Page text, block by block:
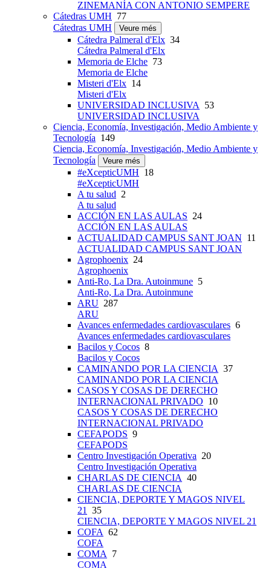
ZINEMANÍA CON ANTONIO SEMPERE
Cátedras UMH 77
Cátedras UMH
Veure més
Cátedra Palmeral d'Elx 34
Cátedra Palmeral d'Elx
Memoria de Elche 73
Memoria de Elche
Misteri d'Elx 14
Misteri d'Elx
UNIVERSIDAD INCLUSIVA
53
UNIVERSIDAD INCLUSIVA
Ciencia, Economía, Investigación, Medio Ambiente y
Tecnología 149
Ciencia, Economía, Investigación, Medio Ambiente y
Tecnología
Veure més
#eXcepticUMH 18
#eXcepticUMH
A tu salud 2
A tu salud
ACCIÓN EN LAS AULAS 24
ACCIÓN EN LAS AULAS
ACTUALIDAD CAMPUS SANT JOAN 11
ACTUALIDAD CAMPUS SANT JOAN
Agrophoenix 24
Agrophoenix
Anti-Ro, La Dra. Autoinmune 5
Anti-Ro, La Dra. Autoinmune
ARU 287
ARU
Avances enfermedades cardiovasculares 6
Avances enfermedades cardiovasculares
Bacilos y Cocos 8
Bacilos y Cocos
CAMINANDO POR LA CIENCIA 37
CAMINANDO POR LA CIENCIA
CASOS Y COSAS DE DERECHO
INTERNACIONAL PRIVADO 10
CASOS Y COSAS DE DERECHO
INTERNACIONAL PRIVADO
CEFAPODS 9
CEFAPODS
Centro Investigación Operativa 20
Centro Investigación Operativa
CHARLAS DE CIENCIA 40
CHARLAS DE CIENCIA
CIENCIA, DEPORTE Y MAGOS NIVEL
21
35
CIENCIA, DEPORTE Y MAGOS NIVEL 21
COFA 62
COFA
COMA
7
COMA